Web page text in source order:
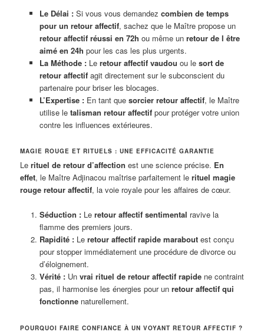
Le Délai :Si vous vous demandez combien de temps
pour un retour affectif, sachez que le Maître propose un
retour affectif réussi en 72h ou même un retour de l être
aimé en 24h pour les cas les plus urgents.
La Méthode :Le retour affectif vaudou ou le sort de
retour affectifagit directement sur le subconscient du
partenaire pour briser les blocages.
L’Expertise :En tant que sorcier retour affectif, le Maître
utilise le talisman retour affectifpour protéger votre union
contre les influences extérieures.
MAGIE ROUGE ET RITUELS : UNE EFFICACITÉ GARANTIE
Lerituel de retour d’affection est une science précise. En
effet, le Maître Adjinacou maîtrise parfaitement lerituel magie
rouge retour affectif, la voie royale pour les affaires de cœur.
Séduction :Le retour affectif sentimental ravive la
flamme des premiers jours.
Rapidité :Le retour affectif rapide maraboutest conçu
pour stopper immédiatement une procédure de divorce ou
d’éloignement.
Vérité :Un vrai rituel de retour affectif rapidene contraint
pas, il harmonise les énergies pour un retour affectif qui
fonctionnenaturellement.
POURQUOI FAIRE CONFIANCE À UN VOYANT RETOUR AFFECTIF ?